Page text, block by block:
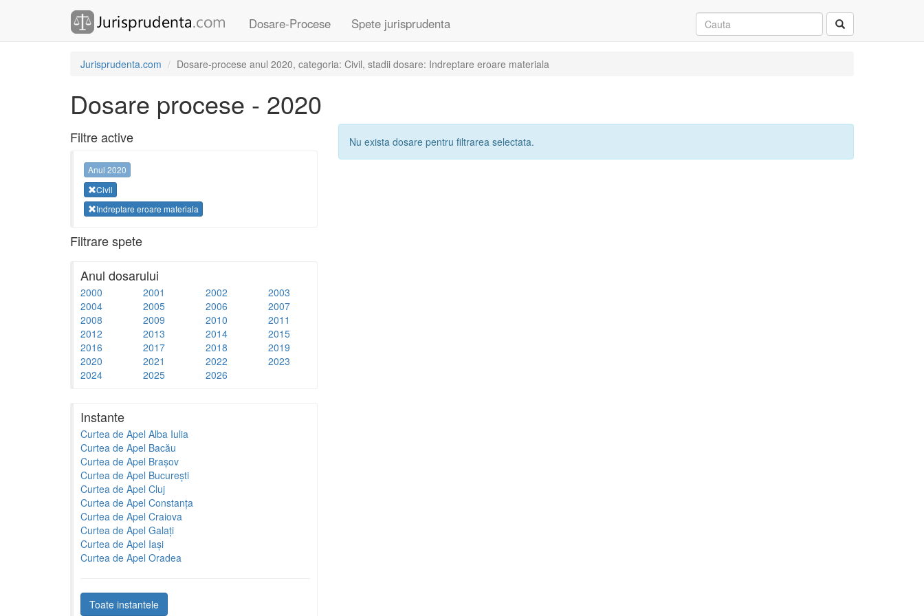
Dosare-Procese Spete jurisprudenta
Jurisprudenta.com Dosare-procese anul 2020, categoria: Civil, stadii dosare: Indreptare eroare materiala
Dosare procese - 2020
Filtre active
Anul 2020
Civil
Indreptare eroare materiala
Filtrare spete
Anul dosarului
2000 2001 2002
2003
2004
2005 2006
2007
2008
2009 2010
2011
2012
2013 2014
2015
2016
2017 2018
2019
2020
2021 2022
2023
2024
2025 2026
Instante
Curtea de Apel Alba Iulia
Curtea de Apel Bacău
Curtea de Apel Brașov
Curtea de Apel București
Curtea de Apel Cluj
Curtea de Apel Constanța
Curtea de Apel Craiova
Curtea de Apel Galați
Curtea de Apel Iași
Curtea de Apel Oradea
Toate instantele
Nu exista dosare pentru filtrarea selectata.